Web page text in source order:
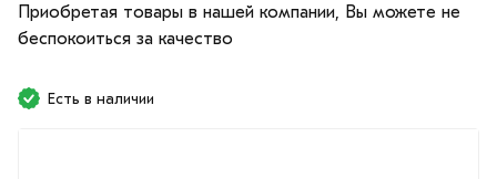
Приобретая товары в нашей компании, Вы можете не
беспокоиться за качество
Есть в наличии